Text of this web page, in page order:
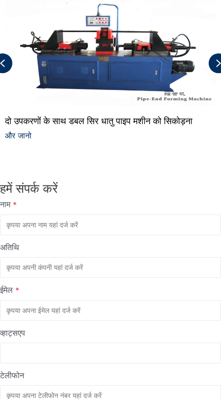
दो उपकरणों के साथ डबल सिर धातु पाइप मशीन को सिकोड़ना
और जानो
Previous
हमें संपर्क करें
नाम *
अतिथि
ईमेल *
व्हाट्सएप
टेलीफोन